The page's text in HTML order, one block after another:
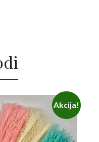
Akcija!